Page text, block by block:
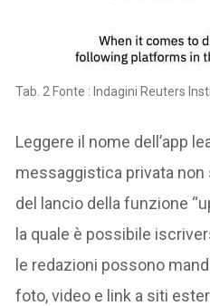
Tab. 2 Fonte : Indagini Reuters
Leggere il nome dell’app
messaggistica privata non
del lancio della funzione
la quale è possibile
le redazioni possono
foto, video e link a siti